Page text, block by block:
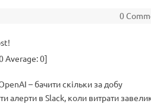
0
Average:0]
– бачити скільки за добу
алерти в Slack, коли витрати